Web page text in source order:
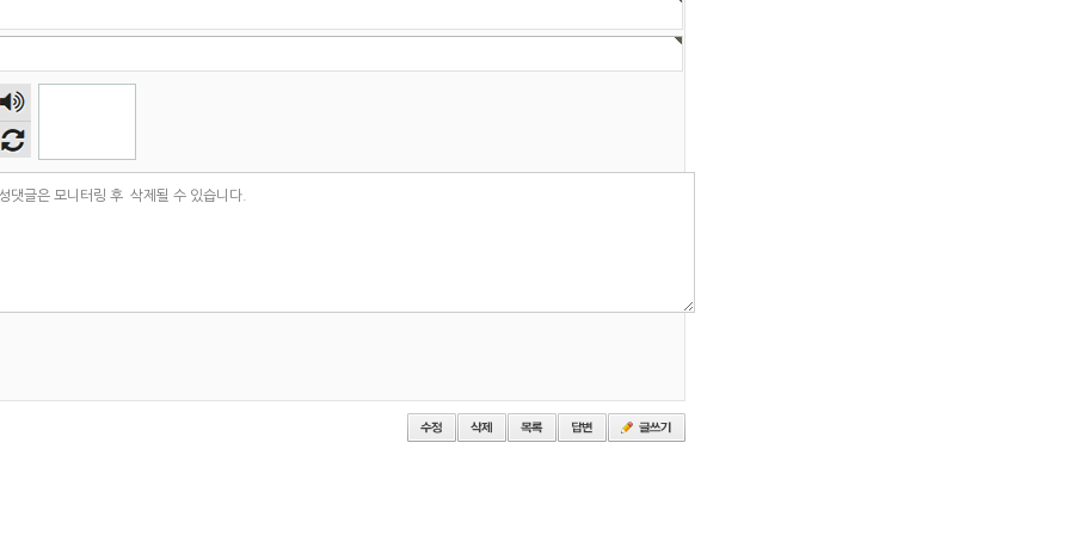
숫자
음성
듣기